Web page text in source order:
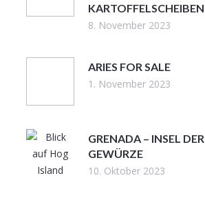
KARTOFFELSCHEIBEN
8. November 2023
ARIES FOR SALE
1. November 2023
GRENADA – INSEL DER
GEWÜRZE
10. Oktober 2023